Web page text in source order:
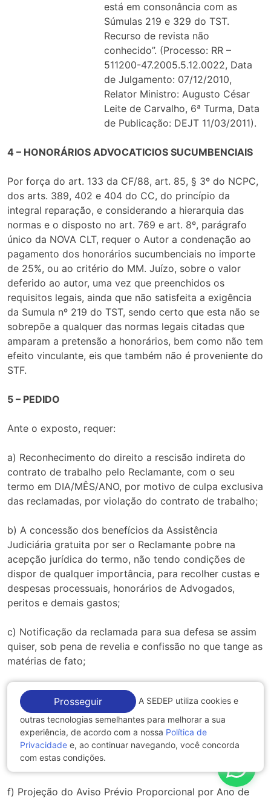
está em consonância com as
Súmulas 219 e 329 do TST.
Recurso de revista não
conhecido”. (Processo: RR –
511200-47.2005.5.12.0022, Data
de Julgamento: 07/12/2010,
Relator Ministro: Augusto César
Leite de Carvalho, 6ª Turma, Data
de Publicação: DEJT 11/03/2011).
4 – HONORÁRIOS ADVOCATICIOS SUCUMBENCIAIS
Por força do art. 133 da CF/88, art. 85, § 3º do NCPC,
dos arts. 389, 402 e 404 do CC, do princípio da
integral reparação, e considerando a hierarquia das
normas e o disposto no art. 769 e art. 8º, parágrafo
único da NOVA CLT, requer o Autor a condenação ao
pagamento dos honorários sucumbenciais no importe
de 25%, ou ao critério do MM. Juízo, sobre o valor
deferido ao autor, uma vez que preenchidos os
requisitos legais, ainda que não satisfeita a exigência
da Sumula nº 219 do TST, sendo certo que esta não se
sobrepõe a qualquer das normas legais citadas que
amparam a pretensão a honorários, bem como não tem
efeito vinculante, eis que também não é proveniente do
STF.
5 – PEDIDO
Ante o exposto, requer:
a) Reconhecimento do direito a rescisão indireta do
contrato de trabalho pelo Reclamante, com o seu
termo em DIA/MÊS/ANO, por motivo de culpa exclusiva
das reclamadas, por violação do contrato de trabalho;
b) A concessão dos benefícios da Assistência
Judiciária gratuita por ser o Reclamante pobre na
acepção jurídica do termo, não tendo condições de
dispor de qualquer importância, para recolher custas e
despesas processuais, honorários de Advogados,
peritos e demais gastos;
c) Notificação da reclamada para sua defesa se assim
quiser, sob pena de revelia e confissão no que tange as
matérias de fato;
d) Recolhimento das contribuições previdenciárias, sem
qualquer desconto ao reclamante;
e) Recolhimento do Imposto de Renda, a cargo
exclusivo da ré, observada a retenção que acaso
couber, mês a mês, com as deduções e isenções legais;
f) Projeção do Aviso Prévio Proporcional por Ano de
Prosseguir
A SEDEP utiliza cookies e
outras tecnologias semelhantes para melhorar a sua
experiência, de acordo com a nossa Política de
Privacidade e, ao continuar navegando, você concorda
com estas condições.